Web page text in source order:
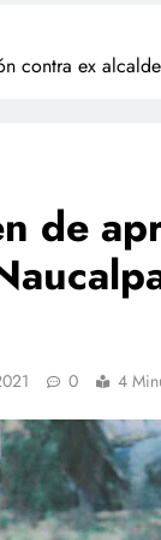
contra ex
de
0 4
estará
Sheinbaum
2026